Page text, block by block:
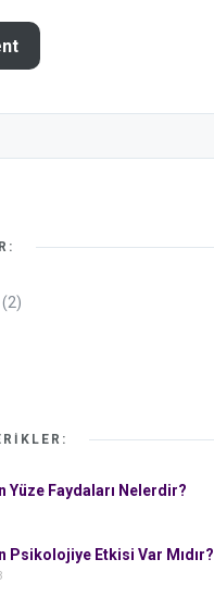
(2)
Yüze Faydaları Nelerdir?
Psikolojiye Etkisi Var Mıdır?